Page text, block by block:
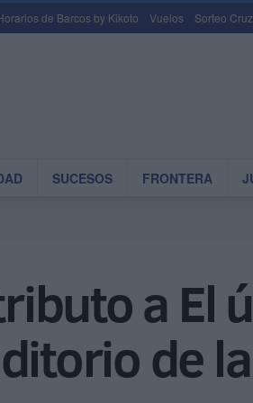
de Barcos by Kikoto Vuelos Sorteo
SUCESOS FRONTERA
a El
de